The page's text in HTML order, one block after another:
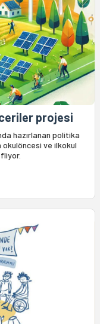
projesi
hazırlanan politika
ve ilkokul